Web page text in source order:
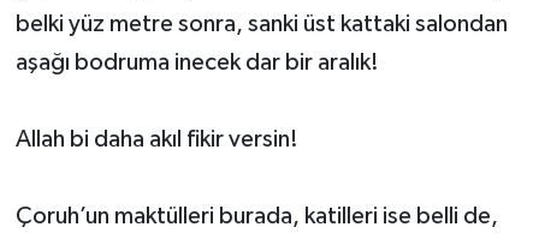
belki yüz metre sonra, sanki üst kattaki salondan
aşağı bodruma inecek dar bir aralık!
Allah bi daha akıl fikir versin!
Çoruh’un maktülleri burada, katilleri ise belli de,